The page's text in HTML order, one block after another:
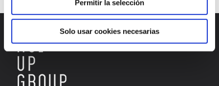
Permitir la selección
Solo usar cookies necesarias